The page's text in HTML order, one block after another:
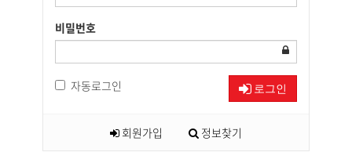
비밀번호
자동로그인 로그인
회원가입 정보찾기